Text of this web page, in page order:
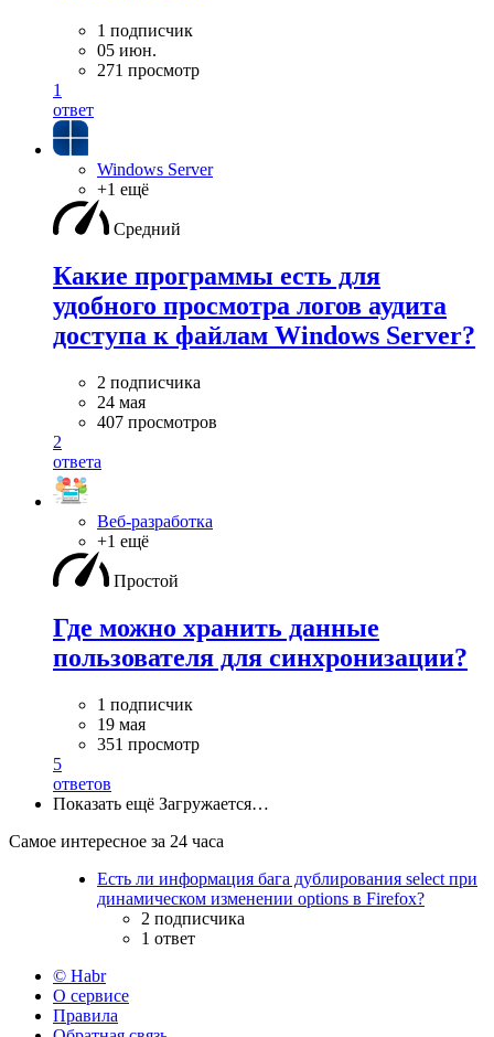
1 подписчик
05 июн.
271 просмотр
1
ответ
Windows Server
+1 ещё
Средний
Какие программы есть для
удобного просмотра логов аудита
доступа к файлам Windows Server?
2 подписчика
24 мая
407 просмотров
2
ответа
Веб-разработка
+1 ещё
Простой
Где можно хранить данные
пользователя для синхронизации?
1 подписчик
19 мая
351 просмотр
5
ответов
Показать ещё Загружается…
Самое интересное за 24 часа
Есть ли информация бага дублирования select при
динамическом изменении options в Firefox?
2 подписчика
1 ответ
© Habr
О сервисе
Правила